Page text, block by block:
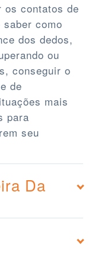
os contatos de
como
dos dedos,
ou
conseguir o
de
mais
para
seu
Da